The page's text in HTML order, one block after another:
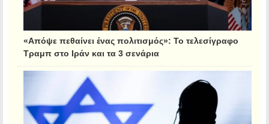
«Απόψε πεθαίνει ένας πολιτισμός»: Το τελεσίγραφο
Τραμπ στο Ιράν και τα 3 σενάρια